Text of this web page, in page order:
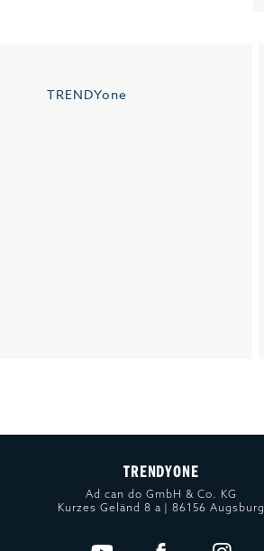
TRENDYone
TRENDYONE
Ad can do GmbH & Co. KG
Kurzes Geländ 8 a | 86156 Augsburg